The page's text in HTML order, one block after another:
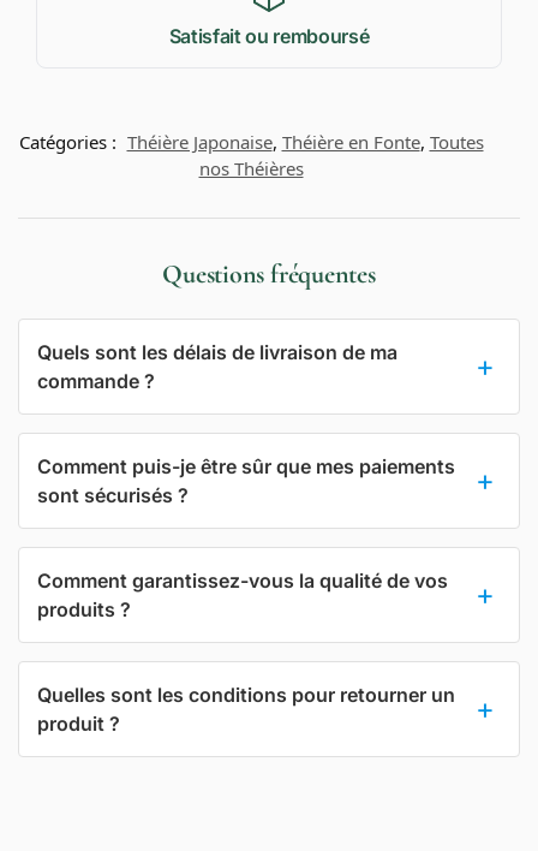
Satisfait ou remboursé
Catégories : Théière Japonaise, Théière en Fonte, Toutes
nos Théières
Questions fréquentes
Quels sont les délais de livraison de ma
commande ?
Comment puis-je être sûr que mes paiements
sont sécurisés ?
Comment garantissez-vous la qualité de vos
produits ?
Quelles sont les conditions pour retourner un
produit ?